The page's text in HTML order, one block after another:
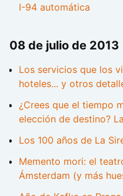
I-94 automática
08 de julio de 2013
Los servicios que los
hoteles... y otros
¿Crees que el tiempo
elección de destino?
Los 100 años de La
Memento mori: el
Ámsterdam (y más